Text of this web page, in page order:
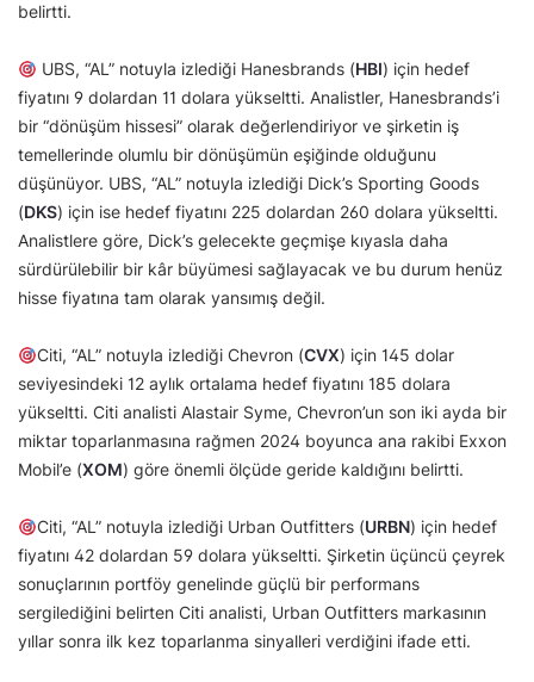
belirtti.
UBS, “AL” notuyla izlediği Hanesbrands (HBI) için hedef
fiyatını 9 dolardan 11 dolara yükseltti. Analistler, Hanesbrands’i
bir “dönüşüm hissesi” olarak değerlendiriyor ve şirketin iş
temellerinde olumlu bir dönüşümün eşiğinde olduğunu
düşünüyor. UBS, “AL” notuyla izlediği Dick’s Sporting Goods
(DKS) için ise hedef fiyatını 225 dolardan 260 dolara yükseltti.
Analistlere göre, Dick’s gelecekte geçmişe kıyasla daha
sürdürülebilir bir kâr büyümesi sağlayacak ve bu durum henüz
hisse fiyatına tam olarak yansımış değil.
Citi, “AL” notuyla izlediği Chevron (CVX) için 145 dolar
seviyesindeki 12 aylık ortalama hedef fiyatını 185 dolara
yükseltti. Citi analisti Alastair Syme, Chevron’un son iki ayda bir
miktar toparlanmasına rağmen 2024 boyunca ana rakibi Exxon
Mobil’e (XOM) göre önemli ölçüde geride kaldığını belirtti.
Citi, “AL” notuyla izlediği Urban Outfitters (URBN) için hedef
fiyatını 42 dolardan 59 dolara yükseltti. Şirketin üçüncü çeyrek
sonuçlarının portföy genelinde güçlü bir performans
sergilediğini belirten Citi analisti, Urban Outfitters markasının
yıllar sonra ilk kez toparlanma sinyalleri verdiğini ifade etti.